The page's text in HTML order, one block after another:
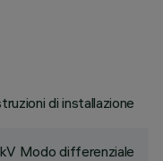
di installazione
Modo differenziale